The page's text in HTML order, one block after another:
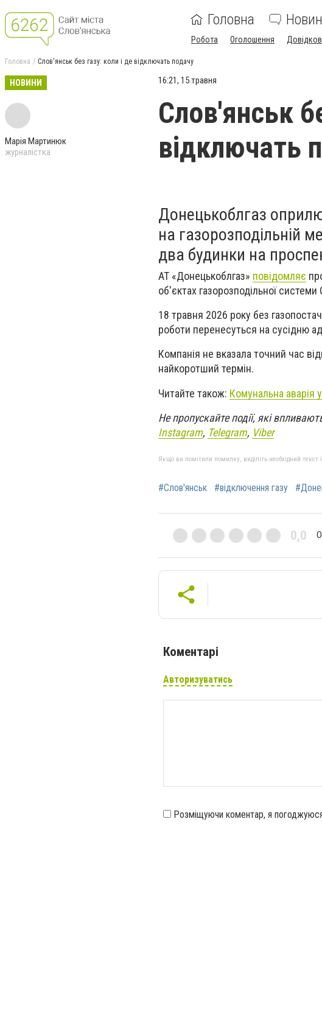
Головна
Робота Оголошення
Головна Слов'янськ без газу: коли і де відключать подачу
НОВИНИ
Марія Мартинюк
журналістка
16:21, 15 травня
Слов'янськ
відключать
Донецькоблгаз
на газорозподільній
два будинки на
АТ «Донецькоблгаз» повідомляє
об'єктах газорозподільної
18 травня 2026 року без
роботи перенесуться на сусідню
Компанія не вказала точний час
найкоротший термін.
Читайте також: Комунальна аварія
Не пропускайте події, які
Instagram, Telegram, Viber
Якщо ви помітили помилку, виділіть необхідний
#Слов'янськ #відключення газу
0,0
Коментарі
Авторизуватись
Розміщуючи коментар, я